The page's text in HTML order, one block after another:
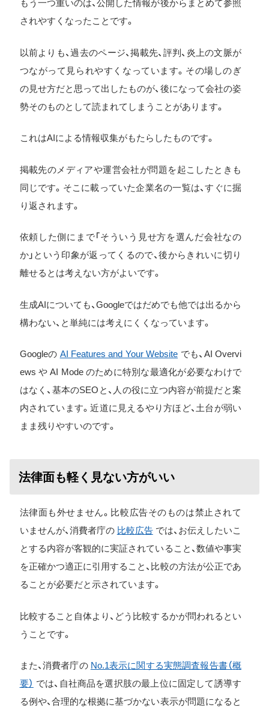
もう一つ重いのは、公開した情報が後からまとめて参照
されやすくなったことです。
以前よりも、過去のページ、掲載先、評判、炎上の文脈が
つながって見られやすくなっています。その場しのぎ
の見せ方だと思って出したものが、後になって会社の姿
勢そのものとして読まれてしまうことがあります。
これはAIによる情報収集がもたらしたものです。
掲載先のメディアや運営会社が問題を起こしたときも
同じです。そこに載っていた企業名の一覧は、すぐに掘
り返されます。
依頼した側にまで「そういう見せ方を選んだ会社なの
か」という印象が返ってくるので、後からきれいに切り
離せるとは考えない方がよいです。
生成AIについても、Googleではだめでも他では出るから
構わない、と単純には考えにくくなっています。
Googleの AI Features and Your Website でも、AI Overvi
ews や AI Mode のために特別な最適化が必要なわけで
はなく、基本のSEOと、人の役に立つ内容が前提だと案
内されています。近道に見えるやり方ほど、土台が弱い
まま残りやすいのです。
法律面も軽く見ない方がいい
法律面も外せません。比較広告そのものは禁止されて
いませんが、消費者庁の 比較広告では、お伝えしたいこ
とする内容が客観的に実証されていること、数値や事実
を正確かつ適正に引用すること、比較の方法が公正であ
ることが必要だと示されています。
比較すること自体より、どう比較するかが問われるとい
うことです。
また、消費者庁の No.1表示に関する実態調査報告書（概
要） では、自社商品を選択肢の最上位に固定して誘導す
る例や、合理的な根拠に基づかない表示が問題になると